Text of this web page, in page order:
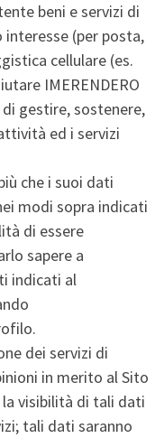
beni e servizi di
interesse (per posta,
cellulare (es.
IMERENDERO
gestire, sostenere,
ed i servizi
che i suoi dati
modi sopra indicati
di essere
sapere a
indicati al
dei servizi di
in merito al Sito
la visibilità di tali dati
tali dati saranno